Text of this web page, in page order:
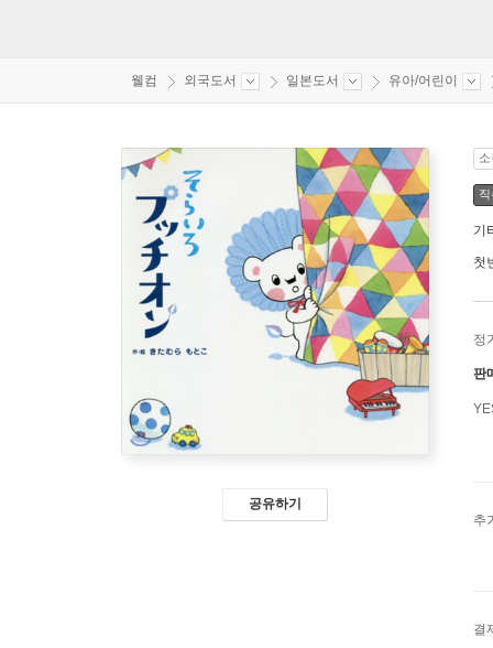
웰컴 외국도서 일본도서 유아/어린이
공유하기
기
첫
정
판
추
결